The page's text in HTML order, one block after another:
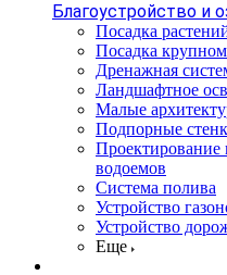
Благоустройство и
Посадка
Посадка
Дренажная
Ландшафтное
Малые
Подпорные
Проектирование
водоемов
Система полива
Устройство
Устройство
Еще